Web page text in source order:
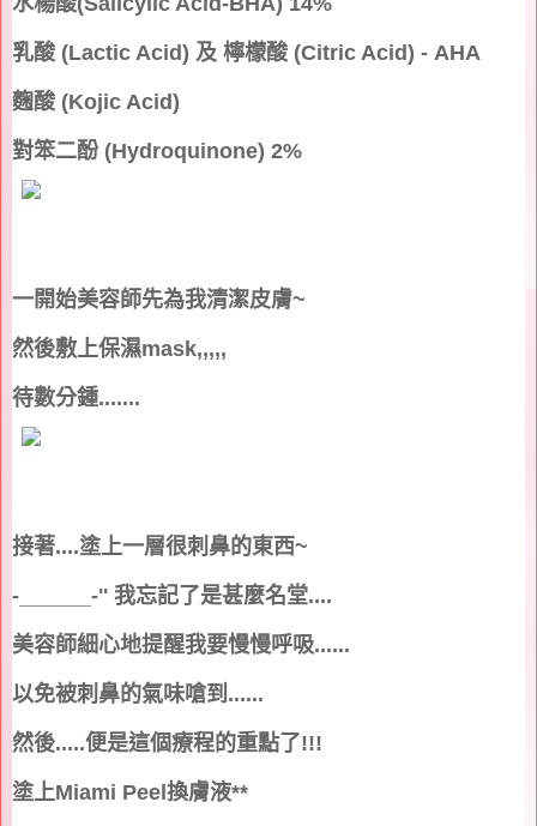
乳酸 (Lactic Acid) 及 檸檬酸 (Citric Acid) - AHA
麴酸 (Kojic Acid)
對笨二酚 (Hydroquinone) 2%
一開始美容師先為我清潔皮膚~
然後敷上保濕mask,,,,,
待數分鍾.......
接著....塗上一層很刺鼻的東西~
-______-'' 我忘記了是甚麼名堂....
美容師細心地提醒我要慢慢呼吸......
以免被刺鼻的氣味嗆到 ......
然後.....便是這個療程的重點了!!!
塗上Miami Peel換膚液**